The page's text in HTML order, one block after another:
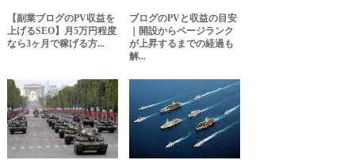
【副業ブログのPV収益を
上げるSEO】月5万円程度
なら3ヶ月で稼げる方...
ブログのPVと収益の目安
｜開設からページランク
が上昇するまでの経過も
解...